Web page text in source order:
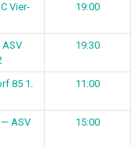
Vier-
19:00
19:30
85 1.
11:00
— ASV
15:00